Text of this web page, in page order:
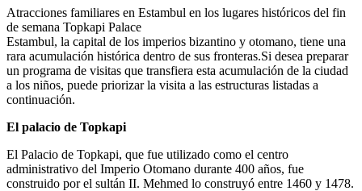
Atracciones familiares en Estambul en los lugares históricos del fin
de semana Topkapi Palace
Estambul, la capital de los imperios bizantino y otomano, tiene una
rara acumulación histórica dentro de sus fronteras.Si desea preparar
un programa de visitas que transfiera esta acumulación de la ciudad
a los niños, puede priorizar la visita a las estructuras listadas a
continuación.
El palacio de Topkapi
El Palacio de Topkapi, que fue utilizado como el centro
administrativo del Imperio Otomano durante 400 años, fue
construido por el sultán II. Mehmed lo construyó entre 1460 y 1478.